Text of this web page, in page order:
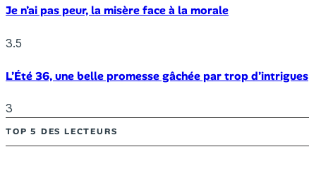
Je n’ai pas peur, la misère face à la morale
3.5
L’Été 36, une belle promesse gâchée par trop d’intrigues
3
TOP 5 DES LECTEURS